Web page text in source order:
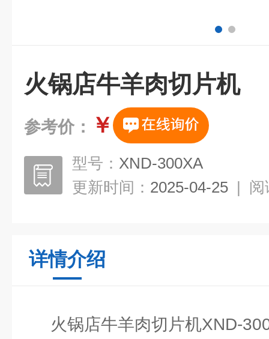
火锅店牛羊肉切片机
参考价： ￥
型号： XND-300XA
更新时间： 2025-04-25 | 阅
详情介绍
火锅店牛羊肉切片机XND-